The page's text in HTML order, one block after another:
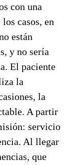
con una
casos, en
están
y no sería
El paciente
la
la
A partir
servicio
Al llegar
que